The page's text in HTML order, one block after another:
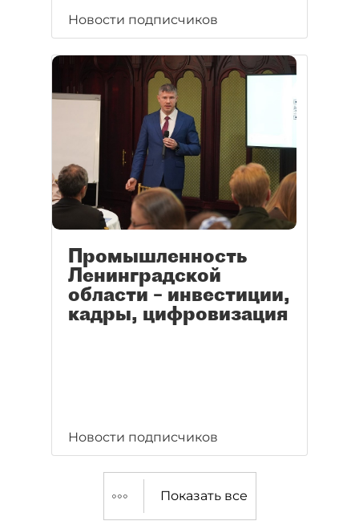
Новости подписчиков
Промышленность
Ленинградской
области – инвестиции,
кадры, цифровизация
Новости подписчиков
Показать все